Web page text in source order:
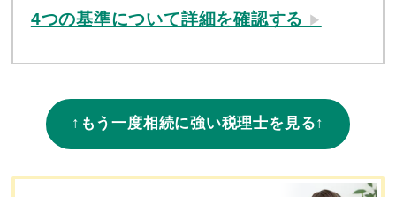
4つの基準について詳細を確認する ▶︎
↑もう一度相続に強い税理士を見る↑